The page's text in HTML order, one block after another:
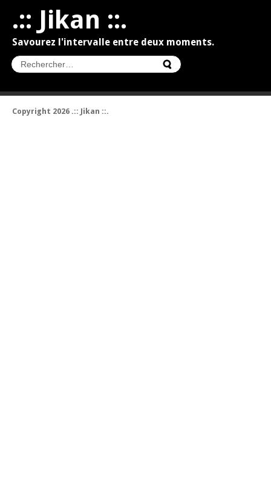
.:: Jikan ::.
Savourez l'intervalle entre deux moments.
Copyright 2026 .:: Jikan ::.